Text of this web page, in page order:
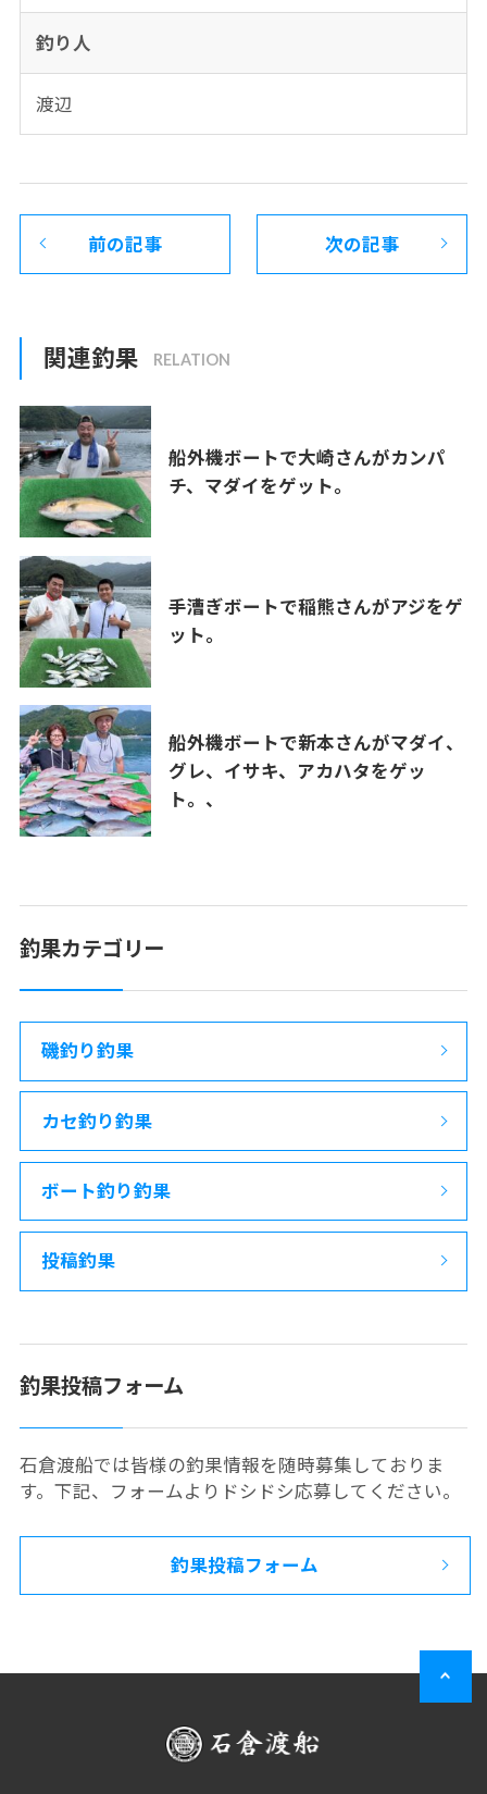
釣り人
渡辺
前の記事 次の記事
関連釣果
船外機ボートで大崎さんがカンパ
チ、マダイをゲット。
手漕ぎボートで稲熊さんがアジをゲ
ット。
船外機ボートで新本さんがマダイ、
グレ、イサキ、アカハタをゲッ
ト。、
釣果カテゴリー
磯釣り釣果
カセ釣り釣果
ボート釣り釣果
投稿釣果
釣果投稿フォーム
石倉渡船では皆様の釣果情報を随時募集しておりま
す。下記、フォームよりドシドシ応募してください。
釣果投稿フォーム